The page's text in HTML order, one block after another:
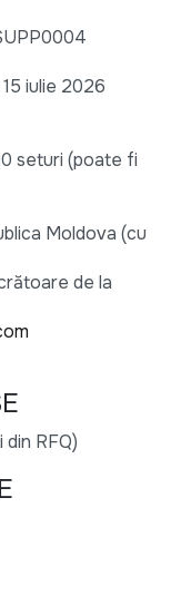
15 iulie 2026
seturi (poate fi
Moldova (cu
de la
RFQ)